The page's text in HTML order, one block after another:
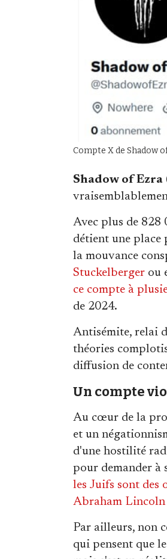
Compte X de Shadow
Shadow of Ezra
Avec plus de 828
détient une place
la mouvance
Stuckelberger ou
ce compte à
de 2024.
Antisémite, relai
théories
diffusion de
Un compte
Au cœur de la
et un
d'une hostilité
pour demander à
les Juifs sont des
Abraham Lincoln
Par ailleurs, non
qui pensent que